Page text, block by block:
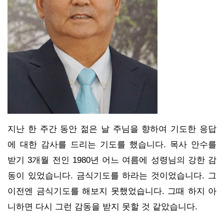
지난 한 주간 동안 젊은 날 주님을 향하여 기도한 응답
에 대한 감사를 드리는 기도를 했습니다. 목사 안수를
받기 3개월 전인 1980년 어느 여름에 성령님의 강한 감
동이 있었습니다. 금식기도를 하라는 것이었습니다. 그
이전엔 금식기도를 해보지 못했었습니다. 그때 하지 아
니하면 다시 그런 감동을 받지 못할 것 같았습니다.